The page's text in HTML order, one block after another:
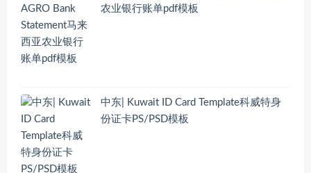
农业银行账单pdf模板
中东| Kuwait ID Card Template科威特身
份证卡PS/PSD模板